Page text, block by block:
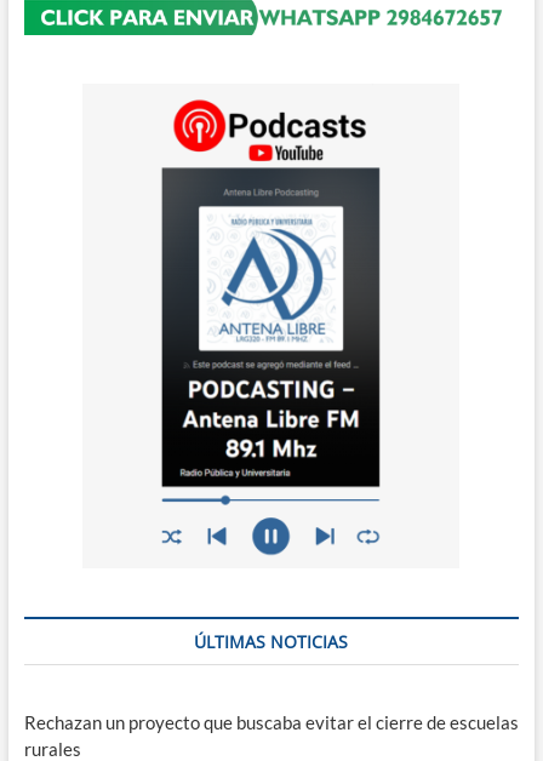
ÚLTIMAS NOTICIAS
Rechazan un proyecto que buscaba evitar el cierre de escuelas
rurales